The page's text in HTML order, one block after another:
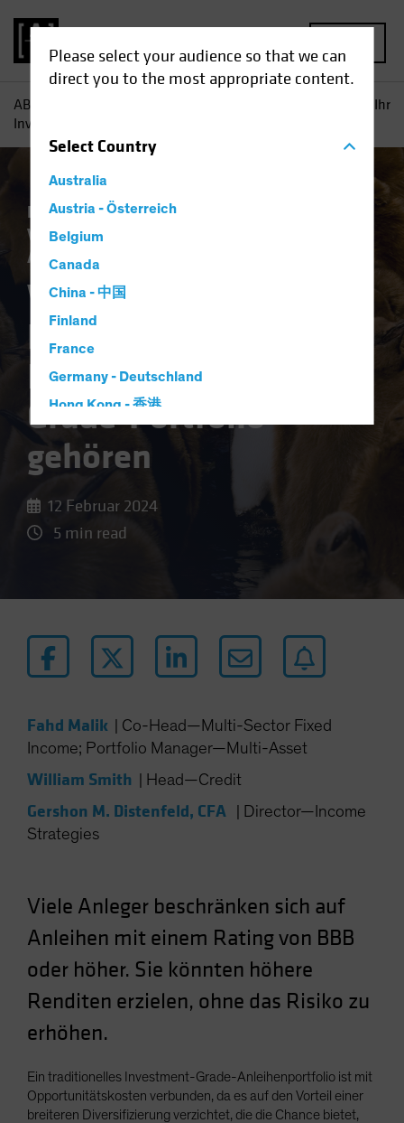
Please select your audience so that we can
direct you to the most appropriate content.
SelectCountry
Australia
Austria - Österreich
Belgium
Canada
China - 中国
Finland
France
Germany - Deutschland
Hong Kong - 香港
Hungary
Iceland
Netherlands
Norway
Portugal
Spain
Taiwan - 台灣
UK
United States (US Citizens)
US (Non-US Citizens/NRC)
AB
Warum Hochzinsanleihen in Ihr
Investment-Grade-Portfolio gehören
Einkommen Investieren im Spätzyklus
Vermögensaufteilung
Anleihen
Warum
Hochzinsanleihen in
Ihr Investment-
Grade-Portfolio
gehören
12 Februar 2024
5 min read
Fahd Malik
Co-Head—Multi-Sector Fixed
Income; Portfolio Manager—Multi-Asset
William Smith Head—Credit
Gershon M. Distenfeld, CFA
Director—Income
Strategies
Viele Anleger beschränken sich auf
Anleihen mit einem Rating von BBB
oder höher. Sie könnten höhere
Renditen erzielen, ohne das Risiko zu
erhöhen.
Ein traditionelles Investment-Grade-Anleihenportfolio ist mit
Opportunitätskosten verbunden, da es auf den Vorteil einer
breiteren Diversifizierung verzichtet, die die Chance bietet,